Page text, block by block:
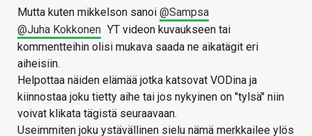
Mutta kuten mikkelson sanoi @Sampsa
@Juha Kokkonen YT videon kuvaukseen tai
kommentteihin olisi mukava saada ne aikatägit eri
aiheisiin.
Helpottaa näiden elämää jotka katsovat VODina ja
kiinnostaa joku tietty aihe tai jos nykyinen on "tylsä" niin
voivat klikata tägistä seuraavaan.
Useimmiten joku ystävällinen sielu nämä merkkailee ylös